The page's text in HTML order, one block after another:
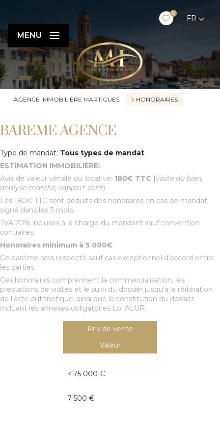
0
FR
MENU
AGENCE IMMOBILIÈRE MARTIGUES HONORAIRES
BAREME AGENCE
Type de mandat: Tous types de mandat
ESTIMATION IMMOBILIÈRE:
Avis de valeur vénale ou locative: 180€ TTC (visite du bien,
analyse marché, rapport écrit)
Les 180€ TTC sont déduits des honoraires en cas de mandat
signé dans les 3 mois.
TVA 20% incluses à la charge du mandant sauf convention
contraires.
Honoraires minimum à 5 000€
Ce barème sera respecté sauf cas exceptionnel d'accord entre
les parties.
Ces honoraires comprennent la commercialisation, les
prestations de visites et le suivi du dossier jusqu'à la réitération
de l'acte authnetique, ainsi que la constitution du dossier
incluant les annexes obligatoires Loi ALUR.
Prix de vente
Valeur
< 75 000 €
7 500 €